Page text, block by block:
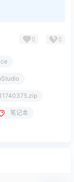
0 0
笔记本